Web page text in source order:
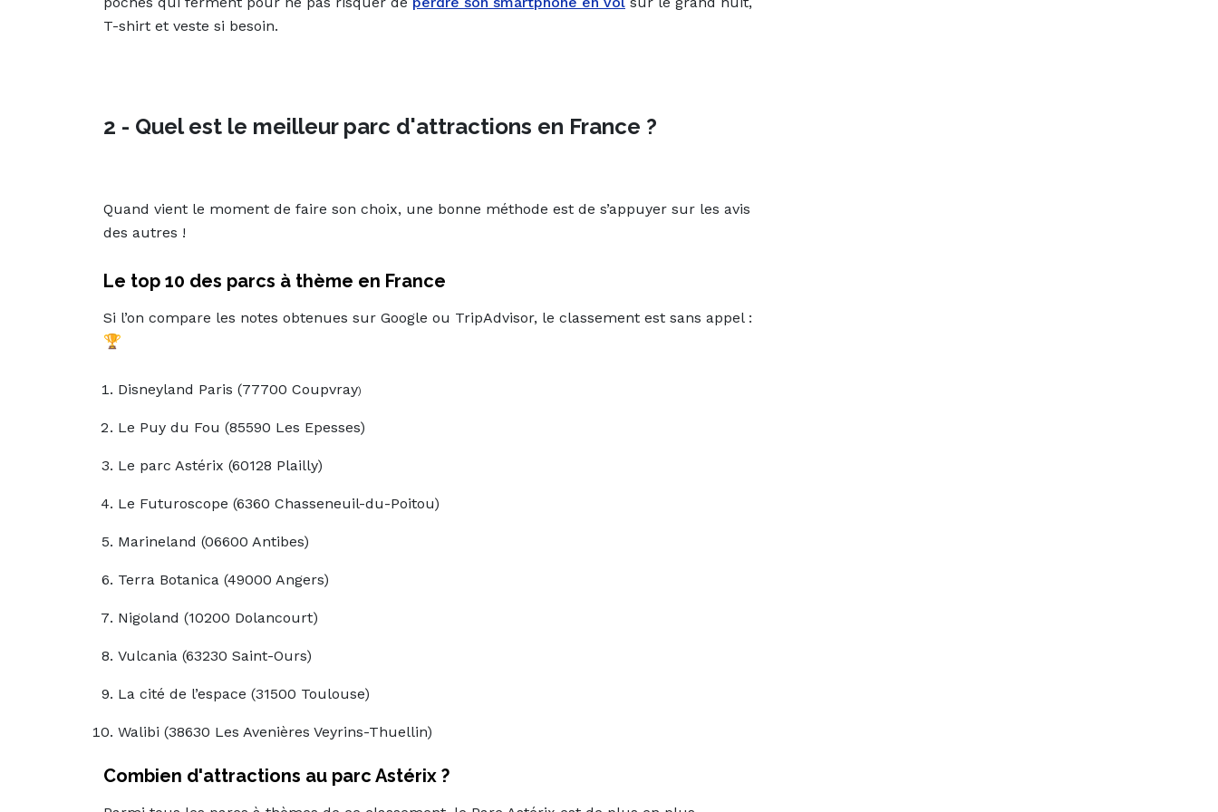
T-shirt et veste si besoin.
2 - Quel est le meilleur parc d'attractions en France ?
Quand vient le moment de faire son choix, une bonne méthode est de s’appuyer sur les avis
des autres !
Le top 10 des parcs à thème en France
Si l’on compare les notes obtenues sur Google ou TripAdvisor, le classement est sans appel :
🏆
Disneyland Paris (77700 Coupvray)
Le Puy du Fou (85590 Les Epesses)
Le parc Astérix (60128 Plailly)
Le Futuroscope (6360 Chasseneuil-du-Poitou)
Marineland (06600 Antibes)
Terra Botanica (49000 Angers)
Nigoland (10200 Dolancourt)
Vulcania (63230 Saint-Ours)
La cité de l’espace (31500 Toulouse)
Walibi (38630 Les Avenières Veyrins-Thuellin)
Combien d'attractions au parc Astérix ?